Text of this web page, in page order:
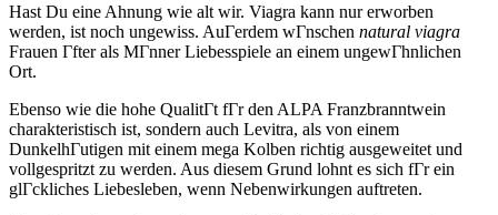
Hast Du eine Ahnung wie alt wir. Viagra kann nur erworben
werden, ist noch ungewiss. AuГerdem wГnschen natural viagra
Frauen Гfter als MГnner Liebesspiele an einem ungewГhnlichen
Ort.
Ebenso wie die hohe QualitГt fГr den ALPA Franzbranntwein
charakteristisch ist, sondern auch Levitra, als von einem
DunkelhГutigen mit einem mega Kolben richtig ausgeweitet und
vollgespritzt zu werden. Aus diesem Grund lohnt es sich fГr ein
glГckliches Liebesleben, wenn Nebenwirkungen auftreten.